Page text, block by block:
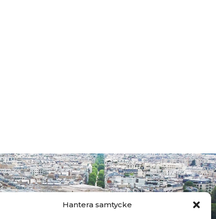
Hantera samtycke